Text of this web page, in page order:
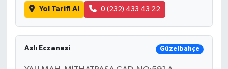
Yol Tarifi Al 0 (232) 433 43 22
Aslı Eczanesi Güzelbahçe